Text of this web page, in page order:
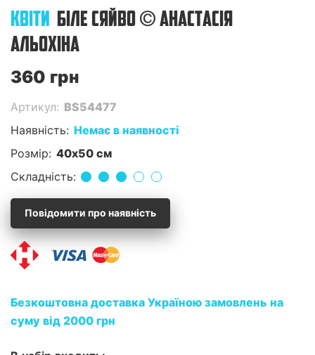
КВІТИ БІЛЕ СЯЙВО © АНАСТАСІЯ
АЛЬОХІНА
360 грн
Артикул: BS54477
Наявність: Немає в наявності
Розмір: 40x50 см
Складність:
Повідомити про наявність
Безкоштовна доставка Україною замовлень на
суму від 2000 грн